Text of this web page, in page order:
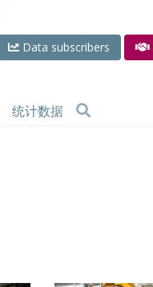
Data subscribers
统计数据